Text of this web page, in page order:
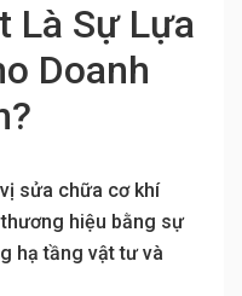
Là Sự Lựa
Doanh
sửa chữa cơ khí
hiệu bằng sự
hạ tầng vật tư và